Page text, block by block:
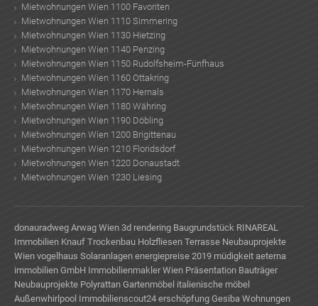
ok am t
Mietwohnungen Wien 1100 Favoriten
Mietwohnungen Wien 1110 Simmering
Mietwohnungen Wien 1130 Hietzing
Mietwohnungen Wien 1140 Penzing
Mietwohnungen Wien 1150 Rudolfsheim-Fünfhaus
Mietwohnungen Wien 1160 Ottakring
Mietwohnungen Wien 1170 Hernals
Mietwohnungen Wien 1180 Währing
Mietwohnungen Wien 1190 Döbling
Mietwohnungen Wien 1200 Brigittenau
Mietwohnungen Wien 1210 Floridsdorf
Mietwohnungen Wien 1220 Donaustadt
Mietwohnungen Wien 1230 Liesing
donauradweg Arwag Wien 3d rendering Baugrundstück RINAREAL
Immobilien Knauf Trockenbau Holzfliesen Terrasse Neubauprojekte
Wien vogelhaus Solaranlagen energiepreise 2019 müdigkeit aeterna
immobilien GmbH Immobilienmakler Wien Präsentation Bauträger
Neubauprojekte Polyrattan Gartenmöbel italienische möbel
Außenwhirlpool Immobilienscout24 erschöpfung Gesiba Wohnungen